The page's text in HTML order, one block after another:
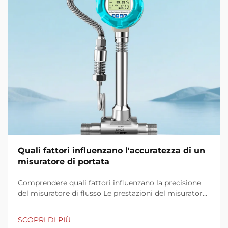
Quali fattori influenzano l'accuratezza di un
misuratore di portata
Comprendere quali fattori influenzano la precisione
del misuratore di flusso Le prestazioni del misuratore
precisione e la coerenza delle misurazioni. Elementi
chiave quali le proprietà del fluido, le condizioni di
SCOPRI DI PIÙ